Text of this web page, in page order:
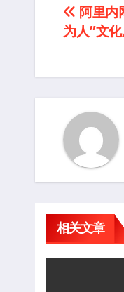
文
章
导
航
阿里内
为人”文
相关文章